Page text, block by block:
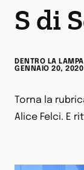
S di
DENTRO LA
GENNAIO 20, 2020
Torna la
Alice Felci. E